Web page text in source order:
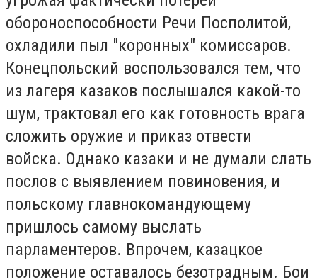
обороноспособности Речи Посполитой,
охладили пыл "коронных" комиссаров.
Конецпольский воспользовался тем, что
из лагеря казаков послышался какой-то
шум, трактовал его как готовность врага
сложить оружие и приказ отвести
войска. Однако казаки и не думали слать
послов с выявлением повиновения, и
польскому главнокомандующему
пришлось самому выслать
парламентеров. Впрочем, казацкое
положение оставалось безотрадным. Бои